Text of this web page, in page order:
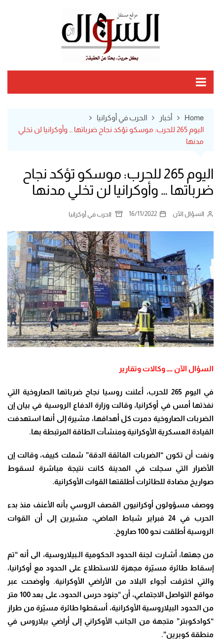
Home أخبار
الحرب في أوكرانيا
اليوم 265 للحرب: موسكو تؤكد نجاح ضرباتها … وأوكرانيا لن تخلي
مدنها
اليوم 265 للحرب: موسكو تؤكد نجاح
ضرباتها … وأوكرانيا لن تخلي مدنها
السؤال الآن 16/11/2022 الحرب في أوكرانيا
السؤال الآن ــــ وكالات وتقارير
في اليوم 265 للحرب، أعلنت روسيا نجاح ضرباتها الصاروخية التي
نفذتها أمس في أوكرانيا، وقالت وزارة الدفاع الروسية في بيان إن
الضربات الصاروخية دمرت كل أهدافها، مشيرة إلى أنها استهدفت
القيادة العسكرية الأوكرانية ومنشآت الطاقة المرتبطة بها.
ونفت أن تكون “الضربات الفائقة الدقة” شملت كييف، وقالت إن
الأضرار التي سجلت في المدينة كانت نتيجة مباشرة لسقوط
صواريخ مضادة للطائرات أطلقتها القوات الأوكرانية.
ووصف مسؤولون أوكرانيون القصف الروسي بأنه الأعنف منذ بدء
الحرب في 24 فبراير شباط الماضي، مشيرين إلى أن القوات
الروسية أطلقت نحو 100 صاروخ
.
من جهتها، أشارت لجنة الحدود الحكومية الـبيلاروسية، الى أنه “تم
إسقاط طائرة مسيّرة مجهزة للاستطلاع على الحدود مع أوكرانيا،
والتي اخترقت أجواء البلاد من الأراضي الأوكرانية. وأوضحت عبر
مواقع التواصل الاجتماعي، أن “جنود حرس الحدود، على بعد 100 متر
من الحدود البيلاروسية الأوكرانية، أسقطوا طائرة مسيّرة من طراز
“كوادكوبتر” متجهة من الجانب الأوكراني إلى أراضي بيلاروس في
منطقة كوبرين”.